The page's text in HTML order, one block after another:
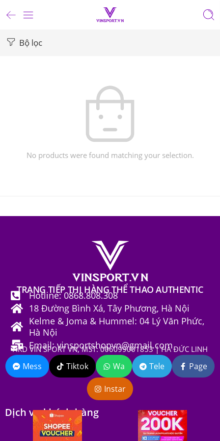
Bộ lọc
No products were found matching your selection.
TRANG TIẾP THỊ HÀNG THỂ THAO AUTHENTIC
Hotline: 0868.808.308
18 Đường Bình Xá, Tây Phương, Hà Nội
Kelme & Joma & Hummel: 04 Lý Văn Phức,
Hà Nội
Email: vinsportshopvn@gmail.com
HKD VIN SPORT VN, MST: 006099001853 | HÀ ĐỨC LINH
Mess Tiktok Wa Tele Page
Instar
Dịch vụ khách hàng